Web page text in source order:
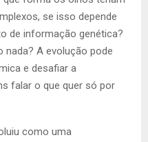
se isso depende
de informação genética?
nada? A evolução pode
e desafiar a
falar o que quer só por
como uma